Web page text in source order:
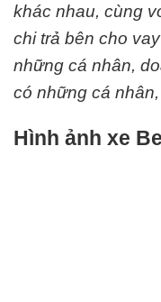
khác nhau, cùng
chi trả bên cho
những cá nhân,
có những cá
Hình ảnh xe